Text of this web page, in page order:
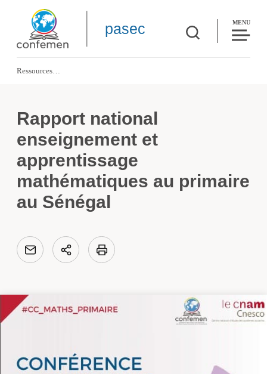
pasec MENU
Ressources
Rapport national
enseignement et
apprentissage
mathématiques au primaire
au Sénégal